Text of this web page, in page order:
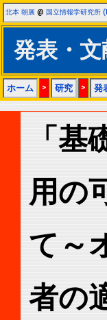
北本 朝展 @ 国立情報学研究所
発表・文
ホーム > 研究 > 発
「
用の
て～
者の